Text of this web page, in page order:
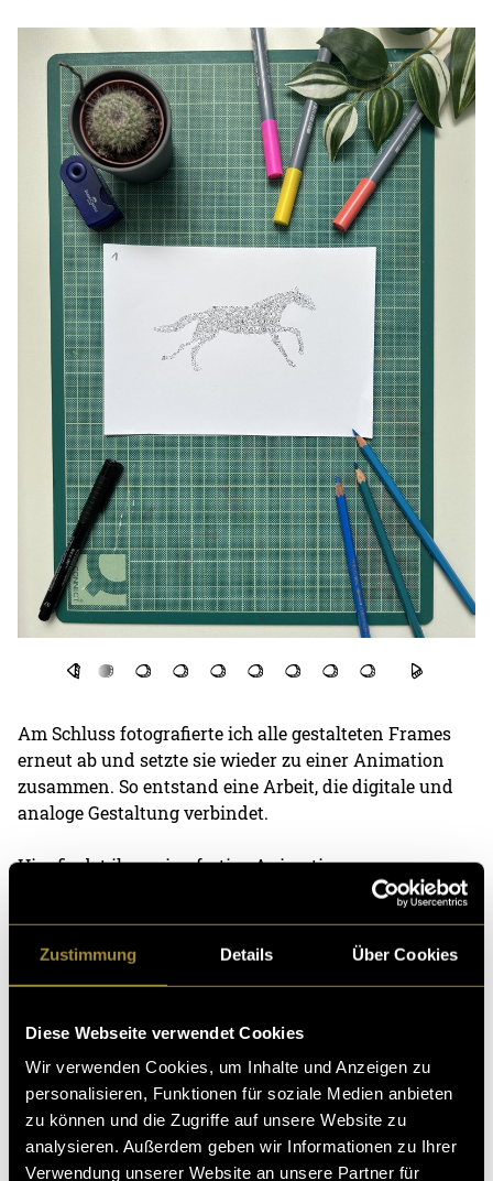
Zustimmung Details Über Cookies
Diese Webseite verwendet Cookies
Wir verwenden Cookies, um Inhalte und Anzeigen zu
personalisieren, Funktionen für soziale Medien anbieten
zu können und die Zugriffe auf unsere Website zu
analysieren. Außerdem geben wir Informationen zu Ihrer
Verwendung unserer Website an unsere Partner für
Am Schluss fotografierte ich alle gestalteten Frames
erneut ab und setzte sie wieder zu einer Animation
zusammen. So entstand eine Arbeit, die digitale und
analoge Gestaltung verbindet.
Hier findet ihr meine fertige Animation: